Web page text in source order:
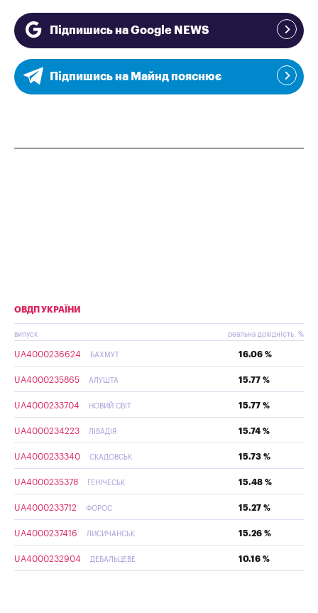
Підпишись на Google NEWS
Підпишись на Майнд пояснює
ОВДП УКРАЇНИ
випуск реальна дохідність, %
UA4000236624 БАХМУТ 16.06 %
UA4000235865 АЛУШТА 15.77 %
UA4000233704 НОВИЙ СВІТ 15.77 %
UA4000234223 ЛІВАДІЯ 15.74 %
UA4000233340 СКАДОВСЬК 15.73 %
UA4000235378 ГЕНІЧЕСЬК 15.48 %
UA4000233712 ФОРОС 15.27 %
UA4000237416 ЛИСИЧАНСЬК 15.26 %
UA4000232904 ДЕБАЛЬЦЕВЕ 10.16 %